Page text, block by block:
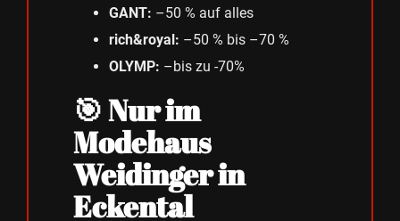
GANT: –50 % auf alles
rich&royal: –50 % bis –70 %
OLYMP: –bis zu -70%
🎯 Nur im
Modehaus
Weidinger in
Eckental